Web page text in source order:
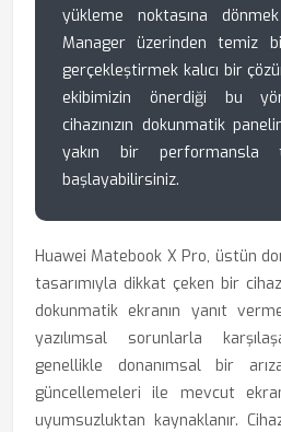
yükleme noktasına
Manager üzerinden temiz
gerçekleştirmek kalıcı bir
ekibimizin önerdiği bu
cihazınızın dokunmatik
yakın bir performansla
başlayabilirsiniz.
Huawei Matebook X Pro, üstün
tasarımıyla dikkat çeken bir
dokunmatik ekranın yanıt
yazılımsal sorunlarla
genellikle donanımsal bir
güncellemeleri ile mevcut
uyumsuzluktan kaynaklanır.